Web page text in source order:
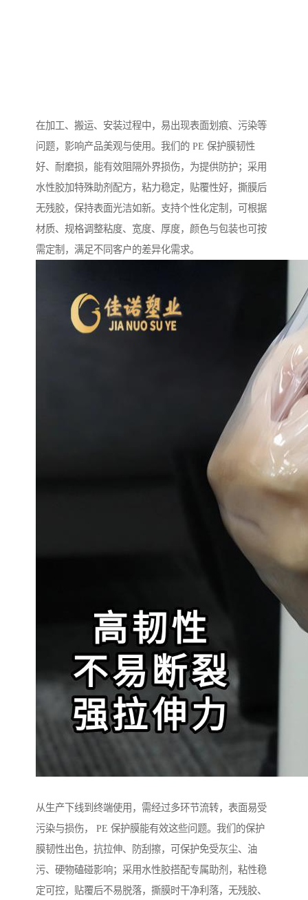
在加工、搬运、安装过程中，易出现表面划痕、污染等
问题，影响产品美观与使用。我们的 PE 保护膜韧性
好、耐磨损，能有效阻隔外界损伤，为提供防护；采用
水性胶加特殊助剂配方，粘力稳定，贴覆性好，撕膜后
无残胶，保持表面光洁如新。支持个性化定制，可根据
材质、规格调整粘度、宽度、厚度，颜色与包装也可按
需定制，满足不同客户的差异化需求。
从生产下线到终端使用，需经过多环节流转，表面易受
污染与损伤， PE 保护膜能有效这些问题。我们的保护
膜韧性出色，抗拉伸、防刮擦，可保护免受灰尘、油
污、硬物磕碰影响；采用水性胶搭配专属助剂，粘性稳
定可控，贴覆后不易脱落，撕膜时干净利落，无残胶、